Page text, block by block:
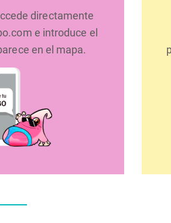
directamente
e introduce el
en el mapa.